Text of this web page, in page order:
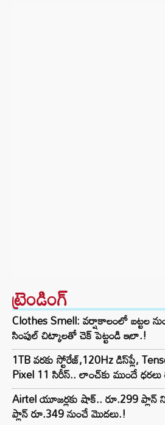
ట్రెండింగ్‌
Clothes Smell: వర్షాకాలంలో బట్టల
సింపుల్ చిట్కాలతో చెక్ పెట్టండి ఇలా.!
1TB వరకు స్టోరేజ్,120Hz డిస్‌ప్లే,
Pixel 11 సిరీస్.. లాంచ్⁭కు ముందే
Airtel యూజర్లకు షాక్.. రూ.299
ప్లాన్ రూ.349 నుంచే మొదలు.!